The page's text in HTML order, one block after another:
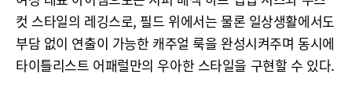
컷 스타일의 레깅스로, 필드 위에서는 물론 일상생활에서도
부담 없이 연출이 가능한 캐주얼 룩을 완성시켜주며 동시에
타이틀리스트 어패럴만의 우아한 스타일을 구현할 수 있다.